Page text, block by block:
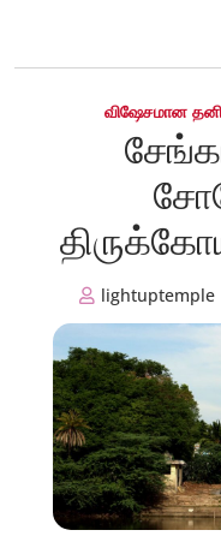
விஷேசமான
lightuptemple